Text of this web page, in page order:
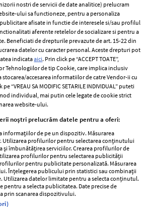
Termeni si conditii
Politica de
confidențialitate
Politica de cookies
Publicitate
femei
Viva
Avantaje
Retete practice
Decizia ONJN nr. 821/25.09.2025.
nostri de servicii de date analitice) prelucram
ului sa functioneze, pentru a personaliza
afisate in functie de interesele si/sau profilul
aferente retelelor de socializare si pentru a
Beneficiati de drepturile prevazute de art. 15-22 din
datelor cu caracter personal. Aceste drepturi pot
indicataaici. Prin click pe “ACCEPT TOATE”,
Tehnologiilor de tip Cookie, care implica inclusiv
stocarea/accesarea informatiilor de catre Vendor-ii cu
“VREAU SA MODIFIC SETARILE INDIVIDUAL” puteti
individual, mai putin cele legate de cookie strict
website-ului.
noștri prelucrăm datele pentru a oferi:
informațiilor de pe un dispozitiv. Măsurarea
Utilizarea profilurilor pentru selectarea conținutului
și îmbunătățirea serviciilor. Crearea profilurilor de
profilurilor pentru selectarea publicității
pentru publicitate personalizată. Măsurarea
Înțelegerea publicului prin statistici sau combinații
Utilizarea datelor limitate pentru a selecta conținutul.
pentru a selecta publicitatea. Date precise de
prin scanarea dispozitivului.